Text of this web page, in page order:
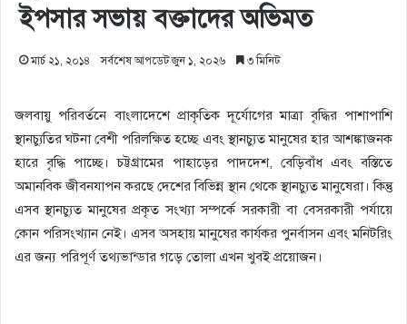
ইপসার সভায় বক্তাদের অভিমত
মার্চ ২১, ২০১৪ সর্বশেষ আপডেট জুন ১, ২০২৬ ৩ মিনিট
জলবায়ু পরিবর্তনে বাংলাদেশে প্রাকৃতিক দূর্যোগের মাত্রা বৃদ্ধির পাশাপাশি
স্থানচ্যুতির ঘটনা বেশী পরিলক্ষিত হচ্ছে এবং স্থানচ্যুত মানুষের হার আশঙ্কাজনক
হারে বৃদ্ধি পাচ্ছে। চট্টগ্রামের পাহাড়ের পাদদেশ, বেড়িবাঁধ এবং বস্তিতে
অমানবিক জীবনযাপন করছে দেশের বিভিন্ন স্থান থেকে স্থানচ্যুত মানুষেরা। কিন্তু
এসব স্থানচ্যুত মানুষের প্রকৃত সংখ্যা সম্পর্কে সরকারী বা বেসরকারী পর্যায়ে
কোন পরিসংখ্যান নেই। এসব অসহায় মানুষের কার্যকর পুনর্বাসন এবং মনিটরিং
এর জন্য পরিপূর্ণ তথ্যভান্ডার গড়ে তোলা এখন খুবই প্রয়োজন।